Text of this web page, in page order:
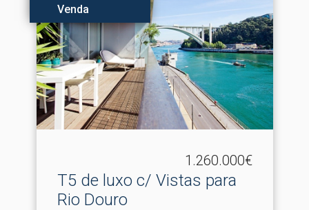
Venda
1.260.000€
T5 de luxo c/ Vistas para
Rio Douro